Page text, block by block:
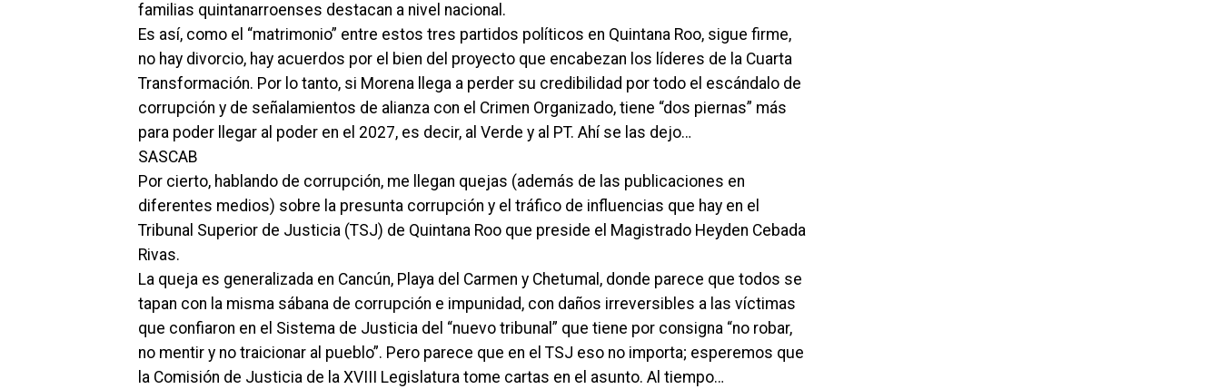
familias quintanarroenses destacan a nivel nacional.
Es así, como el “matrimonio” entre estos tres partidos políticos en Quintana Roo, sigue firme,
no hay divorcio, hay acuerdos por el bien del proyecto que encabezan los líderes de la Cuarta
Transformación. Por lo tanto, si Morena llega a perder su credibilidad por todo el escándalo de
corrupción y de señalamientos de alianza con el Crimen Organizado, tiene “dos piernas” más
para poder llegar al poder en el 2027, es decir, al Verde y al PT. Ahí se las dejo…
SASCAB
Por cierto, hablando de corrupción, me llegan quejas (además de las publicaciones en
diferentes medios) sobre la presunta corrupción y el tráfico de influencias que hay en el
Tribunal Superior de Justicia (TSJ) de Quintana Roo que preside el Magistrado Heyden Cebada
Rivas.
La queja es generalizada en Cancún, Playa del Carmen y Chetumal, donde parece que todos se
tapan con la misma sábana de corrupción e impunidad, con daños irreversibles a las víctimas
que confiaron en el Sistema de Justicia del “nuevo tribunal” que tiene por consigna “no robar,
no mentir y no traicionar al pueblo”. Pero parece que en el TSJ eso no importa; esperemos que
la Comisión de Justicia de la XVIII Legislatura tome cartas en el asunto. Al tiempo…